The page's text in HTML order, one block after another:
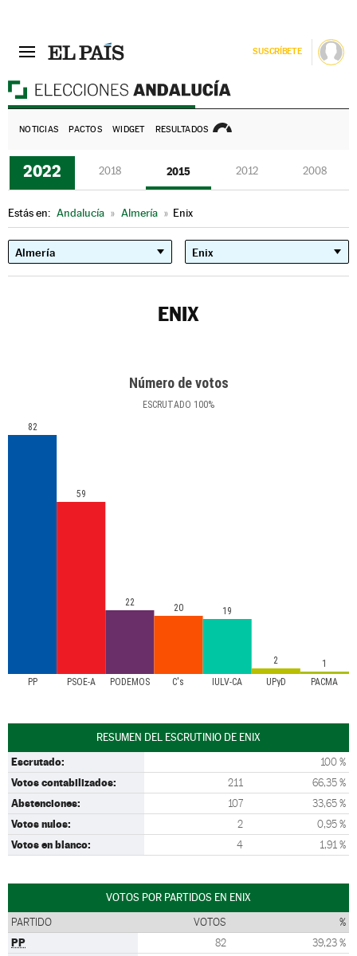
SUSCRÍBETE
NOTICIAS PACTOS WIDGET RESULTADOS
2022 2018 2015 2012 2008
Estás en: Andalucía » Almería » Enix
ENIX
Número de votos
ESCRUTADO 100%
PP PSOE-A PODEMOS C's IULV-CA UPyD PACMA
82
59
22 20 19
2 1
RESUMEN DEL ESCRUTINIO DE ENIX
Escrutado: 100 %
Votos contabilizados: 211 66,35 %
Abstenciones: 107 33,65 %
Votos nulos: 2 0,95 %
Votos en blanco: 4 1,91 %
VOTOS POR PARTIDOS EN ENIX
PARTIDO VOTOS %
PP 82 39,23 %